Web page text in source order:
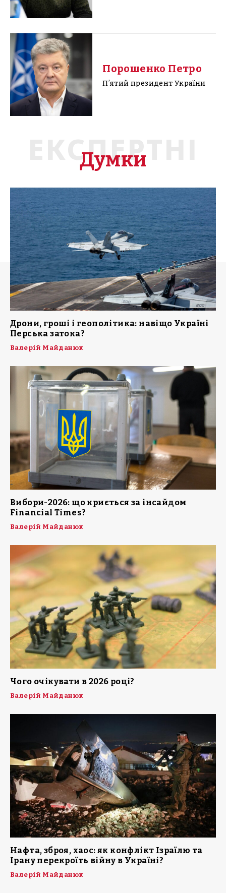
Порошенко Петро
Пʼятий президент України
ЕКСПЕРТНІ
Думки
Дрони, гроші і геополітика: навіщо Україні
Перська затока?
Валерій Майданюк
Вибори-2026: що криється за інсайдом
Financial Times?
Валерій Майданюк
Чого очікувати в 2026 році?
Валерій Майданюк
Нафта, зброя, хаос: як конфлікт Ізраїлю та
Ірану перекроїть війну в Україні?
Валерій Майданюк